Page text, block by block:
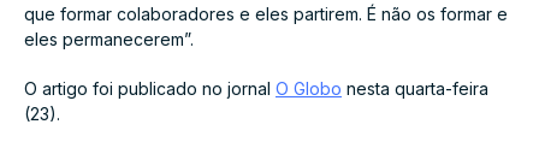
que formar colaboradores e eles partirem. É não os formar e
eles permanecerem”.
O artigo foi publicado no jornal O Globo nesta quarta-feira
(23).